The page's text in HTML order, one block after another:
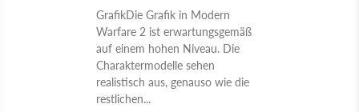
GrafikDie Grafik in Modern
Warfare 2 ist erwartungsgemäß
auf einem hohen Niveau. Die
Charaktermodelle sehen
realistisch aus, genauso wie die
restlichen...